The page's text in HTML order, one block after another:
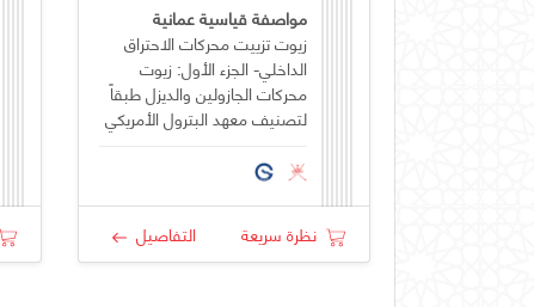
مواصفة قياسية عمانية
زيوت تزييت محركات الاحتراق
الداخلي- الجزء الأول: زيوت
محركات الجازولين والديزل طبقاً
لتصنيف معهد البترول الأمريكي
نظرة سريعة التفاصيل